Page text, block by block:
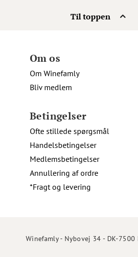
Til toppen
Om os
Om Winefamly
Bliv medlem
Betingelser
Ofte stillede spørgsmål
Handelsbetingelser
Medlemsbetingelser
Annullering af ordre
*Fragt og levering
Winefamly - Nybovej 34 - DK-